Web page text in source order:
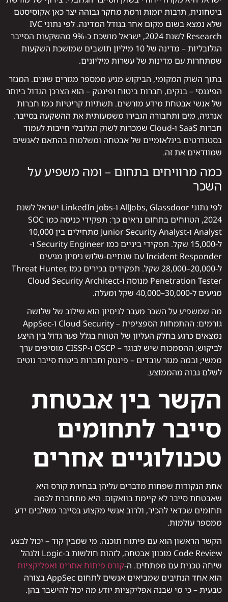
ביטחונית, תרבות יזמות ורמת מחקר גבוהה יצר כאן אקוסיסטם
שלא נמצא בשום מקום אחר בגודל המדינה. לפי נתוני IVC
Research לשנת 2024, ישראל מושכת כ-9% מהשקעות הסייבר
הגלובליות – מדינה של 10 מיליון תושבים שמושכת השקעות
שמתחרות עם מדינות של עשרות מיליונים.
בתוך השוק המקומי, הביקוש מגיע ממספר מגזרים שונים. המגזר
הפיננסי – בנקים, חברות ביטוח ופינטק – הוא הצרכן הגדול ביותר
של אנשי אבטחת מידע מורשים. תשתיות קריטיות כמו חברות
אנרגיה, מים ותחבורה הגבירו משמעותית את ההשקעה בסייבר.
חברות SaaS ו-Cloud שמכרות לשוק הגלובלי חייבות לעמוד
בסטנדרטים בינלאומיים של אבטחה ומשלמות בהתאם לאנשים
שמוודאים את זה.
כמה מרוויחים בתחום – ומה משפיע על
השכר
לפי נתוני AllJobs, Glassdoor ו-LinkedIn Jobs ישראל לשנת
2024, הטווחים בתחום נראים כך: תפקידי כניסה כמו SOC
Analyst ו-Junior Security Analyst מתחילים בין 10,000
ל-15,000 שקל. תפקידי ביניים כמו Security Engineer ו-
Incident Responder עם שנתיים-שלוש ניסיון מגיעים
ל-20,000–28,000 שקל. תפקידים בכירים כמו Threat Hunter,
Penetration Tester מנוסה ו-Cloud Security Architect
מגיעים ל-30,000–40,000 שקל ומעלה.
מה שמשפיע על השכר מעבר לניסיון הוא שילוב של שלושה
גורמים: ההתמחות הספציפית – Cloud Security ו-AppSec
נמצאים כרגע בחלק העליון של הטווח בגלל פער גדול בין היצע
לביקוש; ההסמכות שיש לבוגר – OSCP ו-CISSP מוסיפים ערך
ממשי; ובמה מגזר עובדים – פינטק וחברות ביטוח סייבר נוטים
לשלם גבוה מהממוצע.
הקשר בין אבטחת
סייבר לתחומים
טכנולוגיים אחרים
אחת הנקודות שפחות מדברים עליהן בבחירת קורס היא
שאבטחת סייבר לא קיימת בוואקום. היא מתחברת לכמה
תחומים שכדאי להכיר, ולרוב אנשי מקצוע בסייבר משלבים ידע
ממספר עולמות.
הקשר הראשון הוא עם פיתוח תוכנה. מי שמבין קוד – יכול לבצע
Code Review מוכוון אבטחה, לזהות חולשות ב-Logic ולנהל
שיחה טכנית עם מפתחים. ה-קורס פיתוח אתרים ואפליקציות
הוא אחד הנתיבים שמביאים אנשים לתחום AppSec בצורה
טבעית – כי מי שבנה אפליקציות יודע מה יכול להישבר בהן.